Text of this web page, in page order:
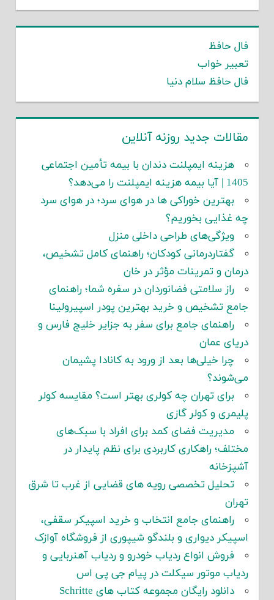
فال حافظ
تعبیر خواب
فال حافظ سلام دنیا
مقالات جدید روزنه آنلاین
هزینه ایمپلنت دندان با بیمه تأمین اجتماعی
1405 | آیا بیمه هزینه ایمپلنت را می‌دهد؟
بهترین خوراکی ها در هوای سرد؛ در هوای سرد
چه غذایی بخوریم؟
ویژگی‌های طراحی داخلی منزل
گفتاردرمانی کودکان؛ راهنمای کامل تشخیص،
درمان و تمرینات مؤثر در خان
راز سلامتی فضانوردان در سفره شما؛ راهنمای
جامع تشخیص و خرید بهترین پودر اسپیرولینا
راهنمای جامع برای سفر به جزایر خلیج فارس و
دریای عمان
چرا خیلی‌ها بعد از ورود به کانادا پشیمان
می‌شوند؟
برای تهران چه کولری بهتر است؟ مقایسه کولر
پلیمری و کولر گازی
مدیریت فضای کمد برای افراد با سبک‌های
مختلف؛ راهکاری کاربردی برای نظم پایدار در
آشپزخانه
تحلیل تخصصی رویه های قضایی از غرب تا شرق
تهران
راهنمای جامع انتخاب و خرید اسپیکر سقفی،
اسپیکر دیواری و بلندگو شیپوری از فروشگاه آوازک
فروش انواع ردیاب خودرو و ردیاب آهنربایی و
ردیاب موتور سیکلت در پیام جی پی اس
دانلود رایگان مجموعه کتاب های Schritte